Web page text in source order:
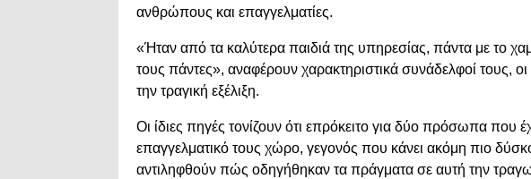
ανθρώπους και επαγγελματίες.
«Ήταν από τα καλύτερα παιδιά της υπηρεσίας, πάντα με το
τους πάντες», αναφέρουν χαρακτηριστικά συνάδελφοί τους,
την τραγική εξέλιξη.
Οι ίδιες πηγές τονίζουν ότι επρόκειτο για δύο πρόσωπα που
επαγγελματικό τους χώρο, γεγονός που κάνει ακόμη πιο
αντιληφθούν πώς οδηγήθηκαν τα πράγματα σε αυτή την